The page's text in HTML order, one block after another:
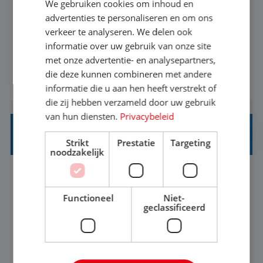
Met jouw ervaring in de reisbranche of
achtergrond in toerisme ben je klaar voor de
volgende stap. Vanaf je stoel reis je de hele
wereld over en speel je moeiteloos in op de
wensen van je team, je klant en wat er in de
reiswereld gebeurt. Met je enthousiasme weet je
klanten te overtuigen om die droomreis te
boeken! ...
BEKIJK VACATURE
REISADVISEUR ALLROUND
Aalsmeer, Noord-Holland, Nederland
33-36 uur
MBO
Een vakantie plannen is het leukste dat er is. Of
het nu voor jezelf is, of voor een ander: jij vindt
We gebruiken cookies om inhoud en
advertenties te personaliseren en om ons
verkeer te analyseren. We delen ook
informatie over uw gebruik van onze site
met onze advertentie- en analysepartners,
die deze kunnen combineren met andere
informatie die u aan hen heeft verstrekt of
die zij hebben verzameld door uw gebruik
van hun diensten. Privacybeleid
Strikt
noodzakelijk
Prestatie Targeting
Functioneel
Niet-
geclassificeerd